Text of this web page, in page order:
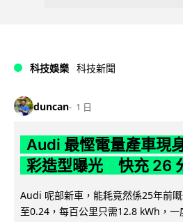
科技娛樂 科技新聞
duncan 1 日
Audi 最慳電量產車
彩造型曝光 快充 26
Audi 呢部新車，能耗竟然係25年前
至0.24，每百公里只需12.8 kWh，